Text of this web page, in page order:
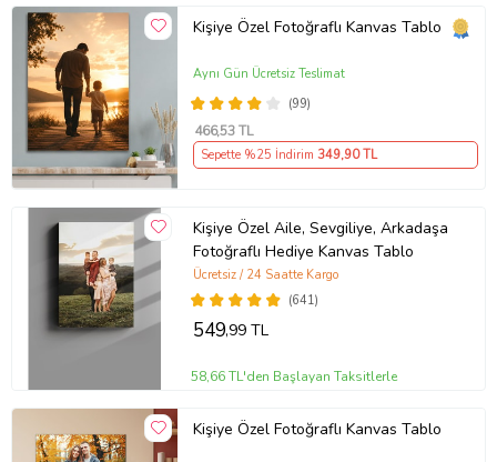
El İşçiliği ile Hazırlanan Tablolar
Tablolarımız her aşamasında el
işçiliği ile hazırlanmaktadır. Askı
aparatları tablo üzerinde
bulunmaktadır. El işçiliği ile
hazırlanan tablolarımız kargoda
hasar almayacak şekilde
paketlenerek tarafınıza
Kişiye Özel Fotoğraflı Kanvas Tablo
(99)
Aynı Gün Ücretsiz Teslimat
466,53 TL
Sepette %25 İndirim 349,90 TL
Kişiye Özel Aile, Sevgiliye, Arkadaşa
Fotoğraflı Hediye Kanvas Tablo
(641)
Ücretsiz / 24 Saatte Kargo
549,99 TL
58,66 TL'den Başlayan Taksitlerle
Kişiye Özel Fotoğraflı Kanvas Tablo